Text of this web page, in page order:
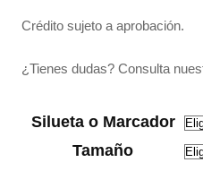
Crédito sujeto a aprobación.
¿Tienes dudas? Consulta
Silueta o Marcador
Tamaño